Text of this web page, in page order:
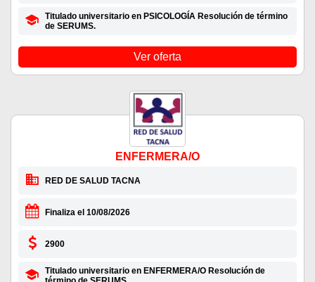
Titulado universitario en PSICOLOGÍA Resolución de término
de SERUMS.
Ver oferta
ENFERMERA/O
RED DE SALUD TACNA
Finaliza el 10/08/2026
2900
Titulado universitario en ENFERMERA/O Resolución de